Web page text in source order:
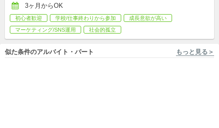
3ヶ月からOK
初心者歓迎 学校/仕事終わりから参加
成長意欲が高い
マーケティング/SNS運用
社会的孤立
似た条件のアルバイト・パート もっと見る＞